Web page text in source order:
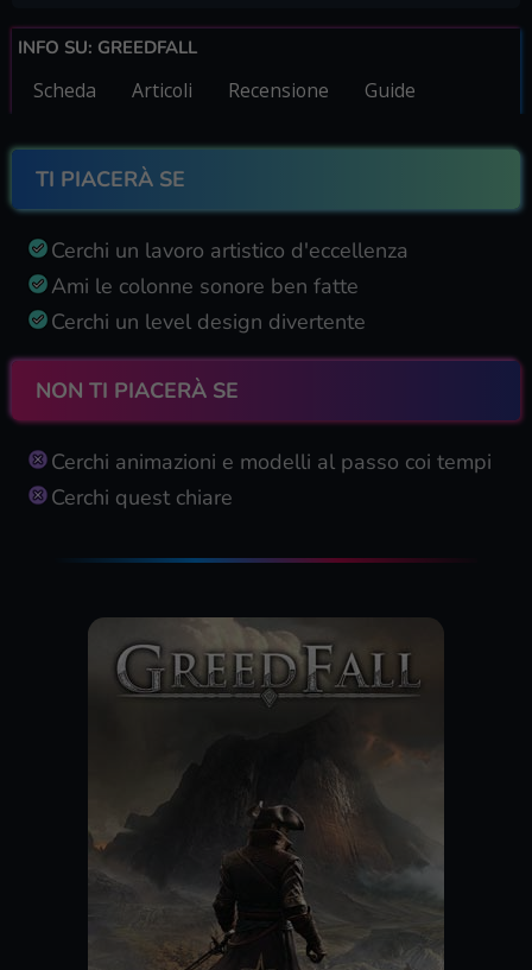
INFO SU: GREEDFALL
Scheda Articoli Recensione Guide
TI PIACERÀ SE
Cerchi un lavoro artistico d'eccellenza
Ami le colonne sonore ben fatte
Cerchi un level design divertente
NON TI PIACERÀ SE
Cerchi animazioni e modelli al passo coi tempi
Cerchi quest chiare